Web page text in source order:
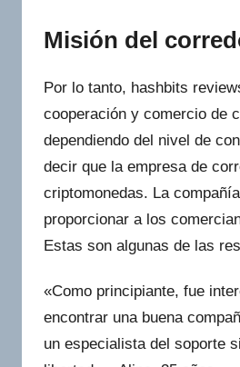
Misión del
Por lo tanto, hashbits
cooperación y comercio de
dependiendo del nivel de
decir que la empresa de
criptomonedas. La
proporcionar a los
Estas son algunas de las
«Como principiante, fue
encontrar una buena
un especialista del soporte